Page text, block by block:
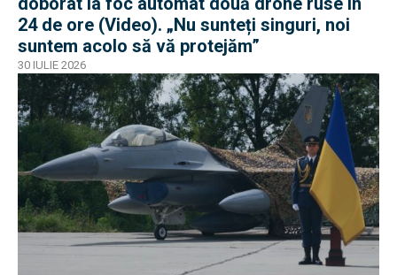
24 de ore (Video). „Nu sunteți singuri, noi
suntem acolo să vă protejăm”
30 IULIE 2026